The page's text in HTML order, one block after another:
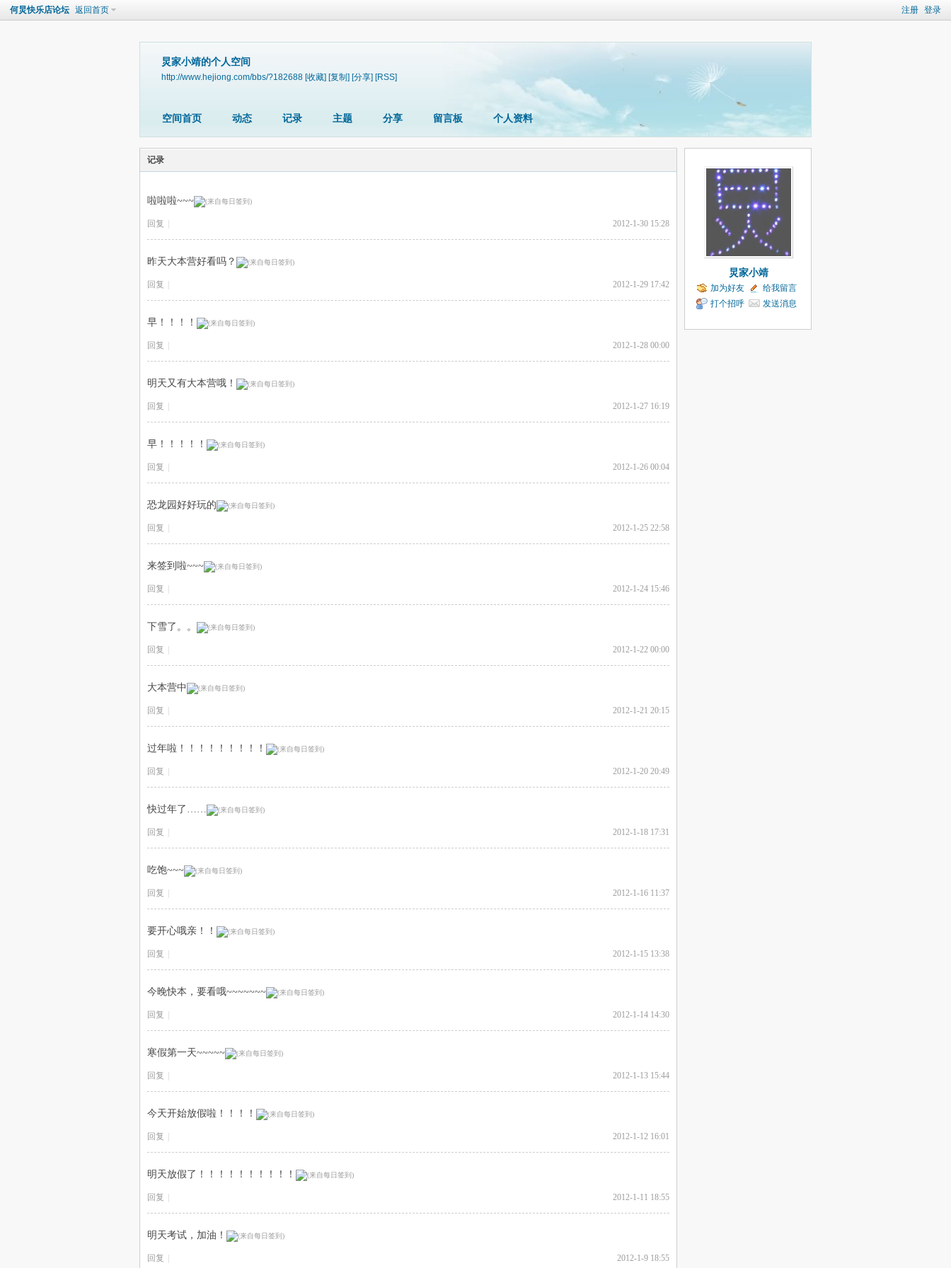
注册 登录
何炅快乐店论坛 返回首页
炅家小靖的个人空间
http://www.hejiong.com/bbs/?182688 [收藏] [复制] [分享] [RSS]
空间首页 动态 记录 主题 分享 留言板 个人资料
记录
啦啦啦~~~
2012-1-30 15:28
回复
昨天大本营好看吗？
2012-1-29 17:42
回复
早！！！！
2012-1-28 00:00
回复
明天又有大本营哦！
2012-1-27 16:19
回复
早！！！！！
2012-1-26 00:04
回复
恐龙园好好玩的
2012-1-25 22:58
回复
来签到啦~~~
2012-1-24 15:46
回复
下雪了。。
2012-1-22 00:00
回复
大本营中
2012-1-21 20:15
回复
过年啦！！！！！！！！！
2012-1-20 20:49
回复
快过年了……
2012-1-18 17:31
回复
吃饱~~~
2012-1-16 11:37
回复
要开心哦亲！！
2012-1-15 13:38
回复
今晚快本，要看哦~~~~~~~
2012-1-14 14:30
回复
寒假第一天~~~~~
2012-1-13 15:44
回复
今天开始放假啦！！！！
2012-1-12 16:01
回复
明天放假了！！！！！！！！！！
2012-1-11 18:55
回复
明天考试，加油！
2012-1-9 18:55
回复
炅家小靖
加为好友
给我留言
打个招呼
发送消息